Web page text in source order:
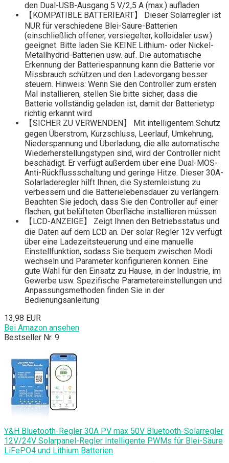
den Dual-USB-Ausgang 5 V/2,5 A (max.) aufladen
【KOMPATIBLE BATTERIEART】 Dieser Solarregler ist
NUR für verschiedene Blei-Säure-Batterien
(einschließlich offener, versiegelter, kolloidaler usw.)
geeignet. Bitte laden Sie KEINE Lithium- oder Nickel-
Metallhydrid-Batterien usw. auf. Die automatische
Erkennung der Batteriespannung kann die Batterie vor
Missbrauch schützen und den Ladevorgang besser
steuern. Hinweis: Wenn Sie den Controller zum ersten
Mal installieren, stellen Sie bitte sicher, dass die
Batterie vollständig geladen ist, damit der Batterietyp
richtig erkannt wird
【SICHER ZU VERWENDEN】 Mit intelligentem Schutz
gegen Überstrom, Kurzschluss, Leerlauf, Umkehrung,
Niederspannung und Überladung, die alle automatische
Wiederherstellungstypen sind, wird der Controller nicht
beschädigt. Er verfügt außerdem über eine Dual-MOS-
Anti-Rückflussschaltung und geringe Hitze. Dieser 30A-
Solarladeregler hilft Ihnen, die Systemleistung zu
verbessern und die Batterielebensdauer zu verlängern.
Beachten Sie jedoch, dass Sie den Controller auf einer
flachen, gut belüfteten Oberfläche installieren müssen
【LCD-ANZEIGE】 Zeigt Ihnen den Betriebsstatus und
die Daten auf dem LCD an. Der solar Regler 12v verfügt
über eine Ladezeitsteuerung und eine manuelle
Einstellfunktion, sodass Sie bequem zwischen Modi
wechseln und Parameter konfigurieren können. Eine
gute Wahl für den Einsatz zu Hause, in der Industrie, im
Gewerbe usw. Spezifische Parametereinstellungen und
Anpassungsmethoden finden Sie in der
Bedienungsanleitung
13,98 EUR
Bei Amazon ansehen
Bestseller Nr. 9
Y&H Bluetooth-Regler 30A PV max 50V Bluetooth-Solarregler
12V/24V Solarpanel-Regler Intelligente PWMs für Blei-Säure
LiFePO4 und Lithium Batterien